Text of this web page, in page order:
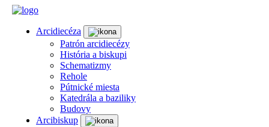
Arcidiecéza
Patrón arcidiecézy
História a biskupi
Schematizmy
Rehole
Pútnické miesta
Katedrála a baziliky
Budovy
Arcibiskup